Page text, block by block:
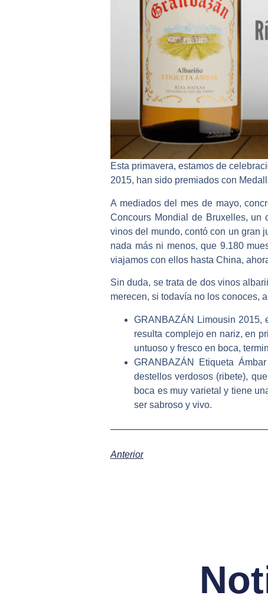
Esta primavera, estamos de
2015, han sido premiados con
A mediados del mes de mayo,
Concours Mondial de Bruxelles, un
vinos del mundo, contó con un gran
nada más ni menos, que 9.180
viajamos con ellos hasta China,
Sin duda, se trata de dos vinos
merecen, si todavía no los conoces,
GRANBAZÁN Limousin 2015,
resulta complejo en nariz, en
untuoso y fresco en boca,
GRANBAZÁN Etiqueta
destellos verdosos (ribete),
boca es muy varietal y tiene
ser sabroso y vivo.
Anterior